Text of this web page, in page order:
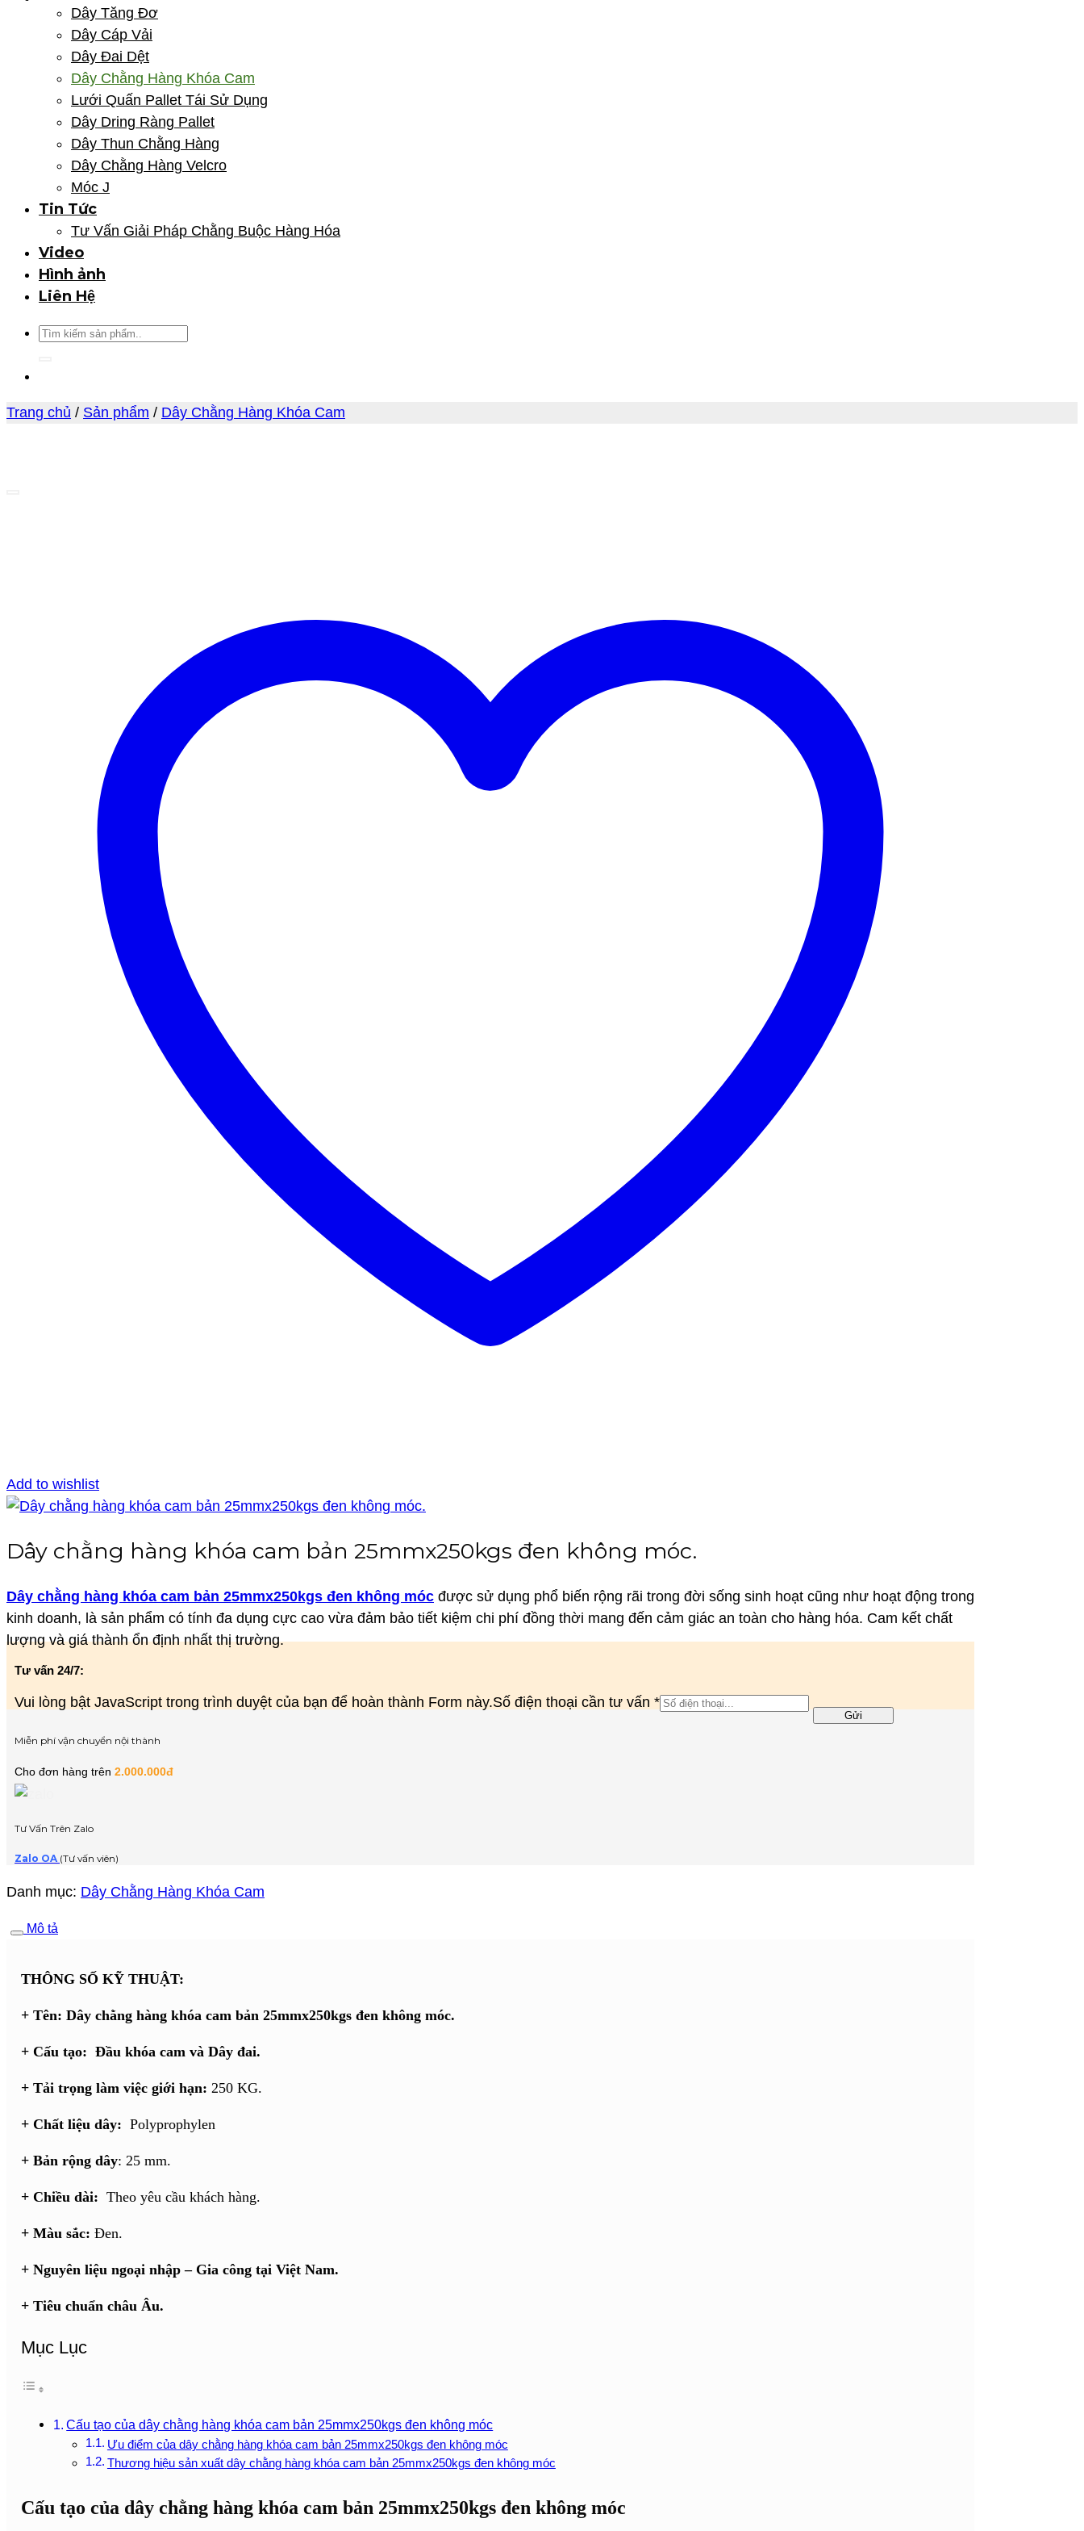
Dây Tăng Đơ
Dây Cáp Vải
Dây Đai Dệt
Dây Chằng Hàng Khóa Cam
Lưới Quấn Pallet Tái Sử Dụng
Dây Dring Ràng Pallet
Dây Thun Chằng Hàng
Dây Chằng Hàng Velcro
Móc J
Tin Tức
Tư Vấn Giải Pháp Chằng Buộc Hàng Hóa
Video
Hình ảnh
Liên Hệ
Tìm
Trang chủ / Sản phẩm / Dây Chằng Hàng Khóa Cam
Add to wishlist
Dây chằng hàng khóa cam bản 25mmx250kgs đen không móc.
Dây chằng hàng khóa cam bản 25mmx250kgs đen không móc được sử dụng phổ biến rộng rãi trong đời sống sinh hoạt cũng như hoạt động trong
kinh doanh, là sản phẩm có tính đa dụng cực cao vừa đảm bảo tiết kiệm chi phí đồng thời mang đến cảm giác an toàn cho hàng hóa. Cam kết chất
lượng và giá thành ổn định nhất thị trường.
Tư vấn 24/7:
Vui lòng bật JavaScript trong trình duyệt của bạn để hoàn thành Form này.cần
Số điện thoại cần tư vấn *
Gửi
Miễn phí vận chuyển nội thành
Cho đơn hàng trên 2.000.000đ
Tư Vấn Trên Zalo
Zalo OA (Tư vấn viên)
Danh mục: Dây Chằng Hàng Khóa Cam
Mô tả
THÔNG SỐ KỸ THUẬT:
+ Tên: Dây chằng hàng khóa cam bản 25mmx250kgs đen không móc.
+ Cấu tạo: Đầu khóa cam và Dây đai.
+ Tải trọng làm việc giới hạn: 250 KG.
+ Chất liệu dây: Polyprophylen
+ Bản rộng dây: 25 mm.
+ Chiều dài: Theo yêu cầu khách hàng.
+ Màu sắc: Đen.
+ Nguyên liệu ngoại nhập – Gia công tại Việt Nam.
+ Tiêu chuẩn châu Âu.
Mục Lục
Cấu tạo của dây chằng hàng khóa cam bản 25mmx250kgs đen không móc
Ưu điểm của dây chằng hàng khóa cam bản 25mmx250kgs đen không móc
Thương hiệu sản xuất dây chằng hàng khóa cam bản 25mmx250kgs đen không móc
Cấu tạo của dây chằng hàng khóa cam bản 25mmx250kgs đen không móc